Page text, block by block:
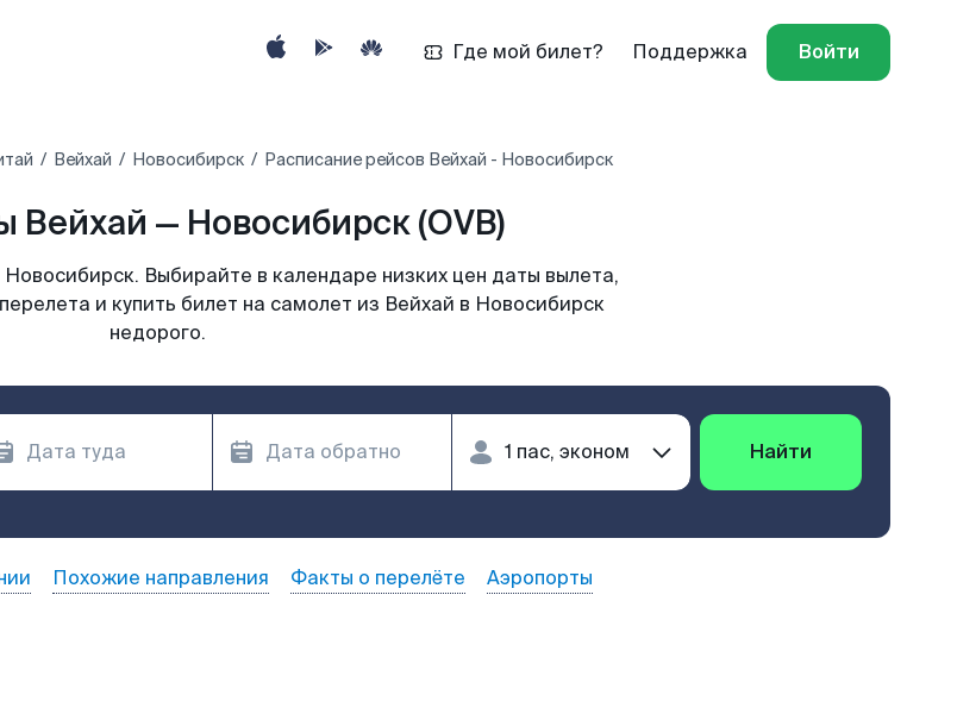
Где мой билет? Поддержка Войти
Вейхай Новосибирск Расписание рейсов Вейхай - Новосибирск
Вейхай — Новосибирск (OVB)
Выбирайте в календаре низких цен даты вылета,
и купить билет на самолет из Вейхай в Новосибирск
недорого.
Найти
Похожие направления Факты о перелёте Аэропорты